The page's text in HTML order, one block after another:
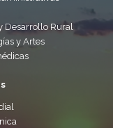
Desarrollo Rural
y Artes